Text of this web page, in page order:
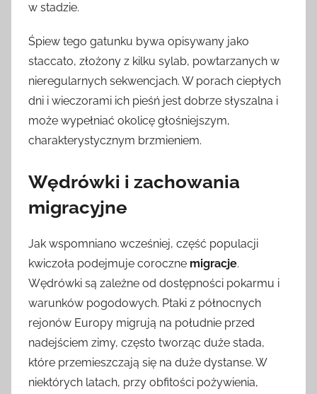
w stadzie.
Śpiew tego gatunku bywa opisywany jako
staccato, złożony z kilku sylab, powtarzanych w
nieregularnych sekwencjach. W porach ciepłych
dni i wieczorami ich pieśń jest dobrze słyszalna i
może wypełniać okolicę głośniejszym,
charakterystycznym brzmieniem.
Wędrówki i zachowania
migracyjne
Jak wspomniano wcześniej, część populacji
kwiczoła podejmuje coroczne migracje.
Wędrówki są zależne od dostępności pokarmu i
warunków pogodowych. Ptaki z północnych
rejonów Europy migrują na południe przed
nadejściem zimy, często tworząc duże stada,
które przemieszczają się na duże dystanse. W
niektórych latach, przy obfitości pożywienia,